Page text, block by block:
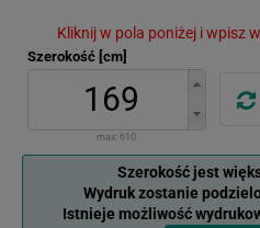
Kliknij w pola poniżej i wpisz
Szerokość [cm]
max: 610
Szerokość jest
Wydruk zostanie
Istnieje możliwość